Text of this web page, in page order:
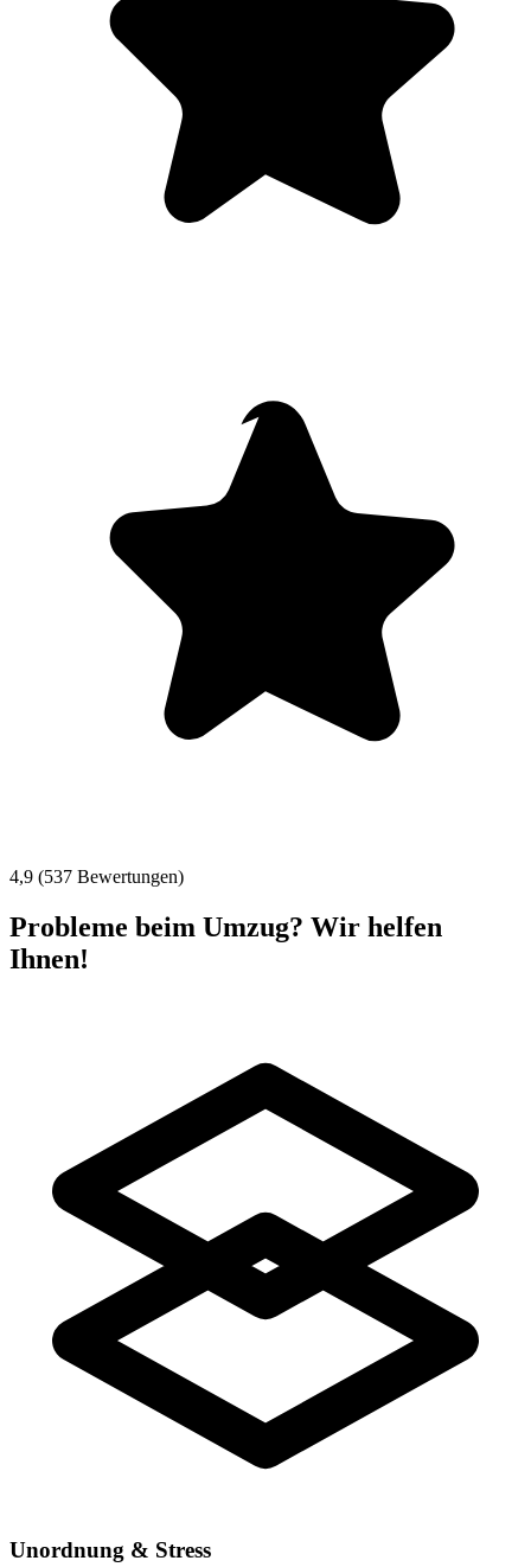
4,9 (537 Bewertungen)
Probleme beim Umzug? Wir helfen
Ihnen!
Unordnung & Stress